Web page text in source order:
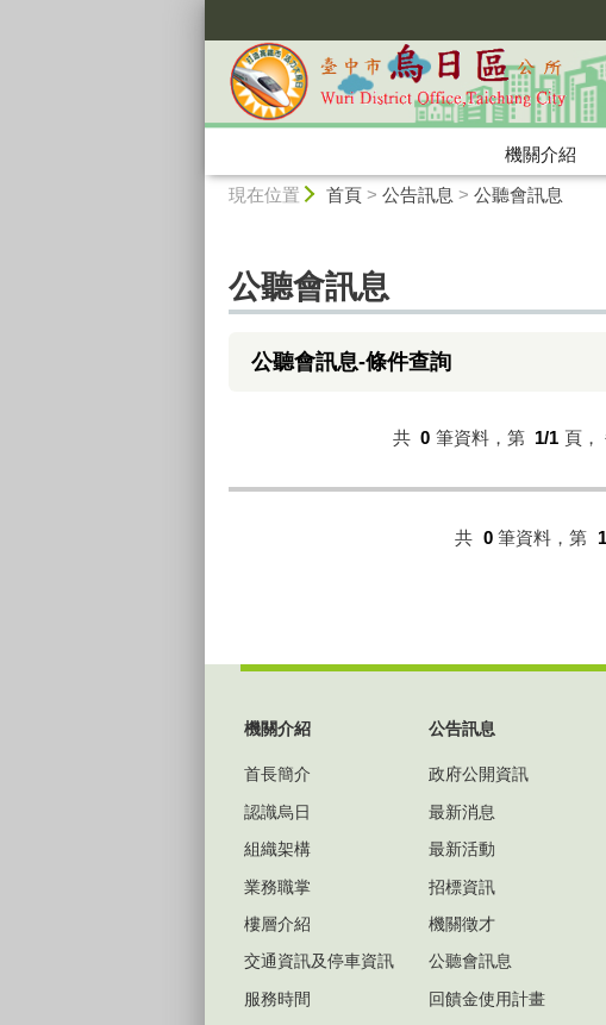
機關介紹
現在位置 首頁> 公告訊息 > 公聽會訊息
公聽會訊息
公聽會訊息-條件查詢
共 0 筆資料，第 1/1 頁，
共 0 筆資料，第
機關介紹
首長簡介
認識烏日
組織架構
業務職掌
樓層介紹
交通資訊及停車資訊
服務時間
公告訊息
政府公開資訊
最新消息
最新活動
招標資訊
機關徵才
公聽會訊息
回饋金使用計畫